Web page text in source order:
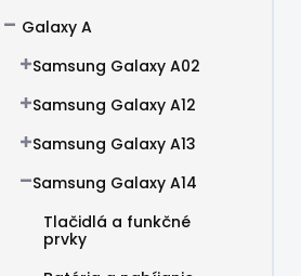
Galaxy A
Samsung Galaxy A02
Samsung Galaxy A12
Samsung Galaxy A13
Samsung Galaxy A14
Tlačidlá a funkčné
prvky